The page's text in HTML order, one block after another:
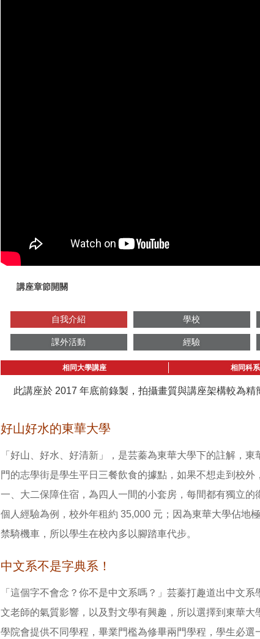
講座章節開關
自我介紹 學校
課外活動 經驗
相同大學講座 相同科
此講座於 2017 年底前錄製，拍攝畫質與講座架構較為
好山好水的東華大學
「好山、好水、好清新」，是芸蓁為東華大學下的註解，
門的志學街是學生平日三餐飲食的據點，如果不想走到校
一、大二保障住宿，為四人一間的小套房，每間都有獨立
個人經驗為例，校外年租約 35,000 元；因為東華大學佔地
禁騎機車，所以學生在校內多以腳踏車代步。
中文系不是字典系！
「這個字不會念？你不是中文系嗎？」芸蓁打趣道出中文
文老師的氣質影響，以及對文學有興趣，所以選擇到東華
學院會提供不同學程，畢業門檻為修畢兩門學程，學生必